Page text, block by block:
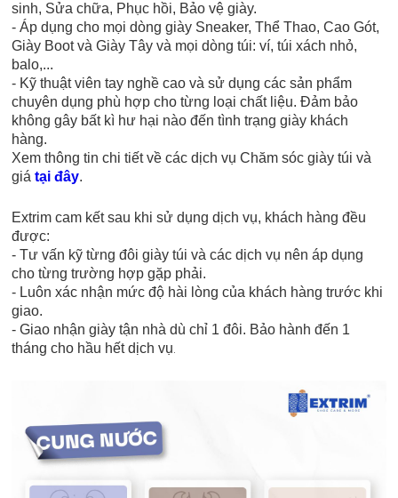
sinh, Sửa chữa, Phục hồi, Bảo vệ giày.
- Áp dụng cho mọi dòng giày Sneaker, Thể Thao, Cao Gót,
Giày Boot và Giày Tây và mọi dòng túi: ví, túi xách nhỏ,
balo,...
- Kỹ thuật viên tay nghề cao và sử dụng các sản phẩm
chuyên dụng phù hợp cho từng loại chất liệu. Đảm bảo
không gây bất kì hư hại nào đến tình trạng giày khách
hàng.
Xem thông tin chi tiết về các dịch vụ Chăm sóc giày túi và
giátại đây.
Extrim cam kết sau khi sử dụng dịch vụ, khách hàng đều
được:
- Tư vấn kỹ từng đôi giày túi và các dịch vụ nên áp dụng
cho từng trường hợp gặp phải.
- Luôn xác nhận mức độ hài lòng của khách hàng trước khi
giao.
- Giao nhận giày tận nhà dù chỉ 1 đôi. Bảo hành đến 1
tháng cho hầu hết dịch vụ.